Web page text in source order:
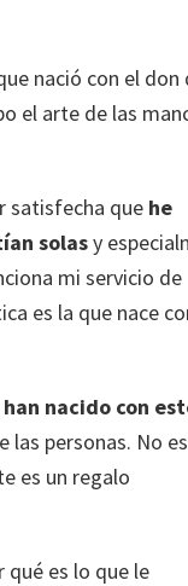
nació con el don
el arte de las
satisfecha que he
solasy
mi servicio de
es la que nace
nacido con
las personas. No
es un regalo
es lo que le